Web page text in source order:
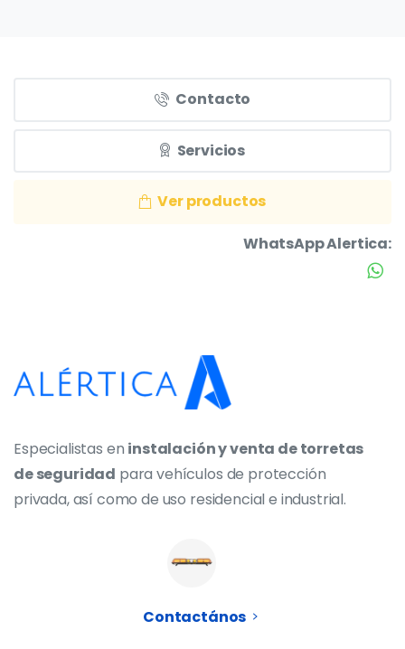
Contacto
Servicios
Ver productos
WhatsApp Alertica:
Especialistas en instalación y venta de torretas
de seguridad para vehículos de protección
privada, así como de uso residencial e industrial.
Contactános